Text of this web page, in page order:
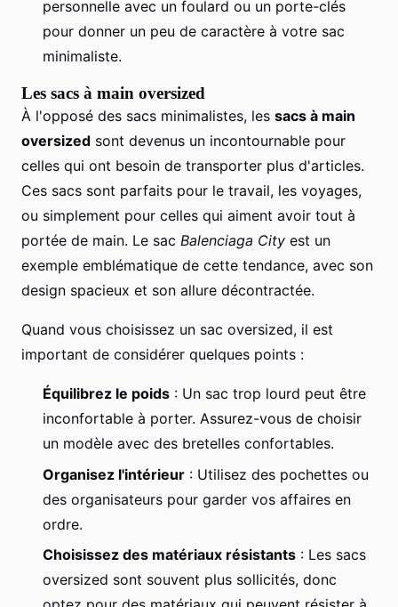
personnelle avec un foulard ou un porte-clés
pour donner un peu de caractère à votre sac
minimaliste.
Les sacs à main oversized
À l'opposé des sacs minimalistes, les sacs à main
oversized sont devenus un incontournable pour
celles qui ont besoin de transporter plus d'articles.
Ces sacs sont parfaits pour le travail, les voyages,
ou simplement pour celles qui aiment avoir tout à
portée de main. Le sac Balenciaga City est un
exemple emblématique de cette tendance, avec son
design spacieux et son allure décontractée.
Quand vous choisissez un sac oversized, il est
important de considérer quelques points :
Équilibrez le poids : Un sac trop lourd peut être
inconfortable à porter. Assurez-vous de choisir
un modèle avec des bretelles confortables.
Organisez l'intérieur : Utilisez des pochettes ou
des organisateurs pour garder vos affaires en
ordre.
Choisissez des matériaux résistants : Les sacs
oversized sont souvent plus sollicités, donc